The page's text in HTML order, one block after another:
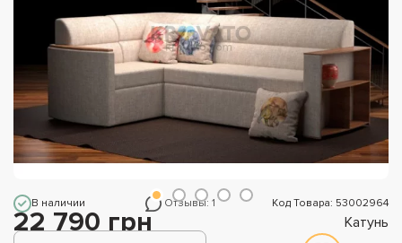
В наличии Отзывы: 1 Код Товара: 53002964
22 790 грн Катунь